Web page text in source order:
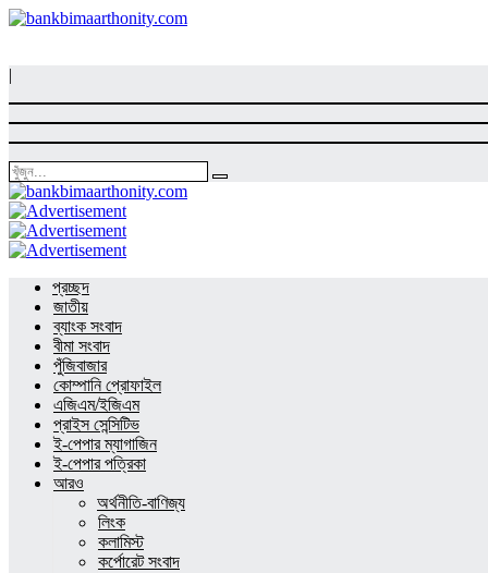
|
প্রচ্ছদ
জাতীয়
ব্যাংক সংবাদ
বীমা সংবাদ
পুঁজিবাজার
কোম্পানি প্রোফাইল
এজিএম/ইজিএম
প্রাইস সেন্সিটিভ
ই-পেপার ম্যাগাজিন
ই-পেপার পত্রিকা
আরও
অর্থনীতি-বাণিজ্য
লিংক
কলামিস্ট
কর্পোরেট সংবাদ